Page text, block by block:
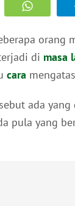
orang
di masa
cara
ada
pula yang